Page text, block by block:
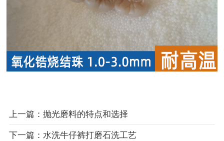
上一篇：抛光磨料的特点和选择
下一篇：水洗牛仔裤打磨石洗工艺